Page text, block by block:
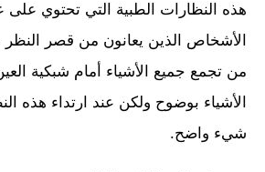
هذه النظارات الطبية التي تحتوي
الأشخاص الذين يعانون من قصر
من تجمع جميع الأشياء أمام شبكية
الأشياء بوضوح ولكن عند ارتداء هذه
شيء واضح.